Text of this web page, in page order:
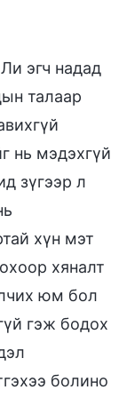
эгч надад
талаар
нь мэдэхгүй
зүгээр л
хүн мэт
хяналт
юм бол
гэж бодох
болино